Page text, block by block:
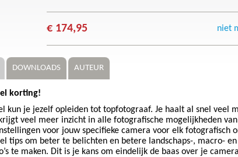
€ 174,95 niet
DOWNLOADS AUTEUR
korting!
kun je jezelf opleiden tot topfotograaf. Je haalt al snel veel
veel meer inzicht in alle fotografische mogelijkheden
voor jouw specifieke camera voor elk fotografisch
tips om beter te belichten en betere landschaps-, macro- en
te maken. Dit is je kans om eindelijk de baas over je